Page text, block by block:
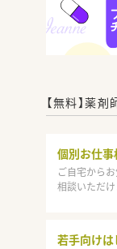
【無料】薬
個別お仕
ご自宅から
相談いただけ
若手向け